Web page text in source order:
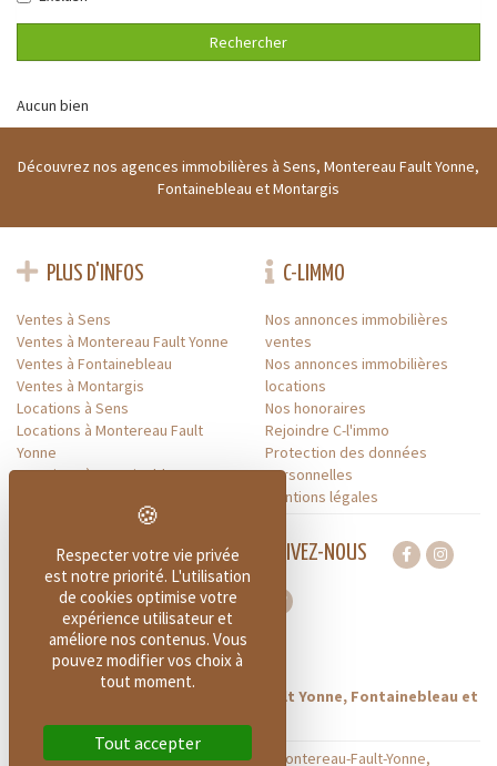
Rechercher
Aucun bien
Découvrez nos agences immobilières à Sens, Montereau Fault Yonne,
Fontainebleau et Montargis
PLUS D'INFOS
Ventes à Sens
Ventes à Montereau Fault Yonne
Ventes à Fontainebleau
Ventes à Montargis
Locations à Sens
Locations à Montereau Fault
Yonne
Locations à Fontainebleau
C-LIMMO
Nos annonces immobilières
ventes
Nos annonces immobilières
locations
Nos honoraires
Rejoindre C-l'immo
Protection des données
personnelles
Mentions légales
SUIVEZ-NOUS
À PROPOS DE C-L'IMMO
Votre agence à Sens, Montereau Fault Yonne, Fontainebleau et
Nos agences C-L'IMMO situées à Sens, Montereau-Fault-Yonne,
Respecter votre vie privée
est notre priorité. L'utilisation
de cookies optimise votre
expérience utilisateur et
améliore nos contenus. Vous
pouvez modifier vos choix à
tout moment.
Tout accepter